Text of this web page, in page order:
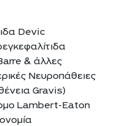
Devic
& άλλες
Νευροπάθειες
Gravis)
Lambert-Eaton